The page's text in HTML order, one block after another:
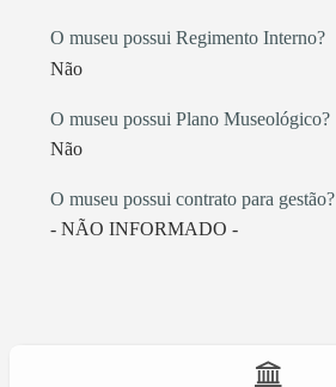
O museu possui Regimento Interno?
Não
O museu possui Plano Museológico?
Não
O museu possui contrato para gestão?
- NÃO INFORMADO -